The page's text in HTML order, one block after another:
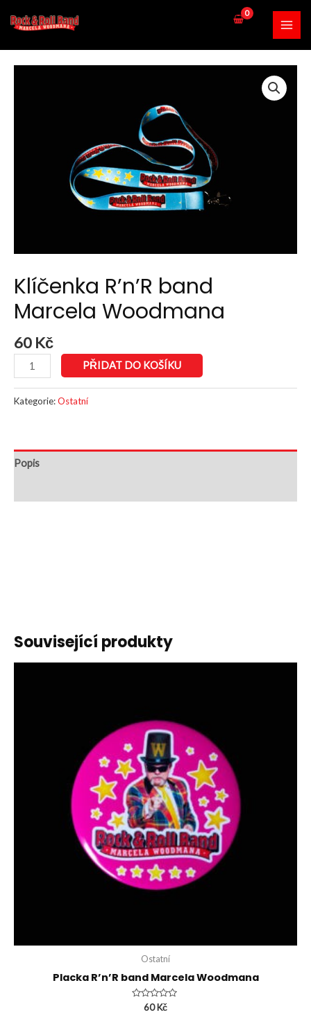
Klíčenka R’n’R band
Marcela Woodmana
60 Kč
PŘIDAT DO KOŠÍKU
Kategorie:Ostatní
Popis
Související produkty
Ostatní
Placka R’n’R band Marcela Woodmana
Hodnocení
60Kč